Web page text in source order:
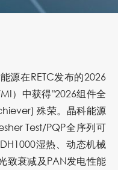
源在RETC发布的2026
）中获得"2026组件全
殊荣。晶科能源
Test/PQP全序列可
湿热、动态机械
致衰减及PAN发电性能